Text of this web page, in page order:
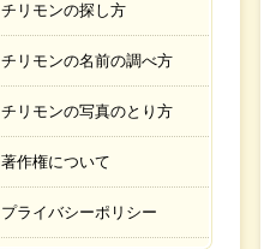
チリモンの探し方
チリモンの名前の調べ方
チリモンの写真のとり方
著作権について
プライバシーポリシー